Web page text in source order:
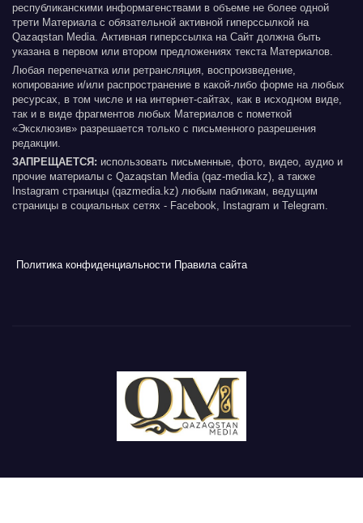
республиканскими информагенствами в объеме не более одной
трети Материала с обязательной активной гиперссылкой на
Qazaqstan Media. Активная гиперссылка на Сайт должна быть
указана в первом или втором предложениях текста Материалов.
Любая перепечатка или ретрансляция, воспроизведение,
копирование и/или распространение в какой-либо форме на любых
ресурсах, в том числе и на интернет-сайтах, как в исходном виде,
так и в виде фрагментов любых Материалов с пометкой
«Эксклюзив» разрешается только с письменного разрешения
редакции.
ЗАПРЕЩАЕТСЯ: использовать письменные, фото, видео, аудио и
прочие материалы с Qazaqstan Media (qaz-media.kz), а также
Instagram страницы (qazmedia.kz) любым пабликам, ведущим
страницы в социальных сетях - Facebook, Instagram и Telegram.
Политика конфиденциальности Правила сайта